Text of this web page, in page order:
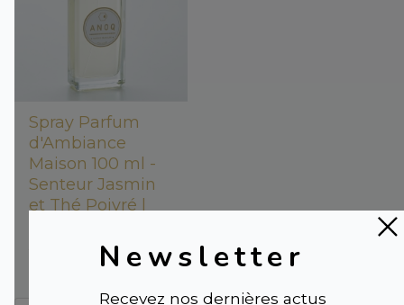
Newsletter
Recevez nos dernières actus
Spray Parfum
d'Ambiance
Maison 100 ml -
Senteur Jasmin
et Thé Poivré |